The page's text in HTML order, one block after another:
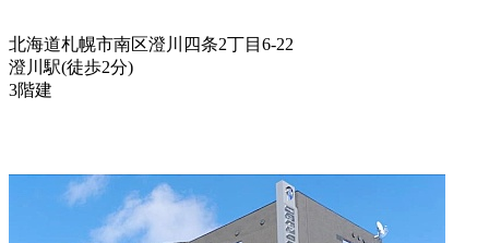
北海道札幌市南区澄川四条2丁目6-22
澄川駅(徒歩2分)
3階建